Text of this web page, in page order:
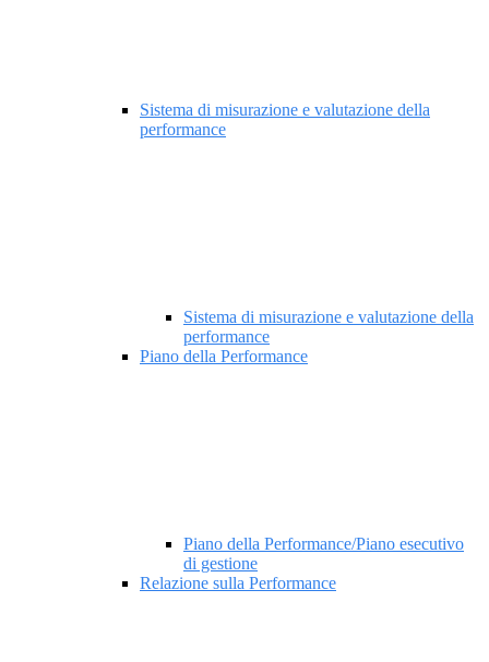
Sistema di misurazione e valutazione della
performance
Sistema di misurazione e valutazione della
performance
Piano della Performance
Piano della Performance/Piano esecutivo
di gestione
Relazione sulla Performance